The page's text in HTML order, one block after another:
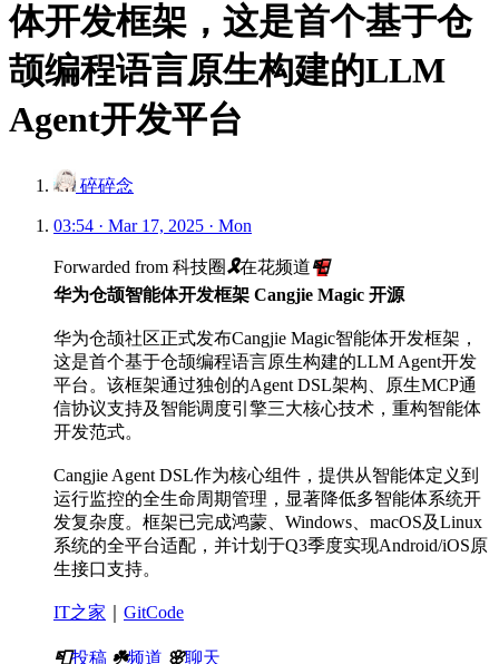
体开发框架，这是首个基于仓
颉编程语言原生构建的LLM
Agent开发平台
碎碎念
03:54 · Mar 17, 2025 · Mon
Forwarded from 科技圈🎗在花频道📮
华为仓颉智能体开发框架 Cangjie Magic 开源
华为仓颉社区正式发布Cangjie Magic智能体开发框架，
这是首个基于仓颉编程语言原生构建的LLM Agent开发
平台。该框架通过独创的Agent DSL架构、原生MCP通
信协议支持及智能调度引擎三大核心技术，重构智能体
开发范式。
Cangjie Agent DSL作为核心组件，提供从智能体定义到
运行监控的全生命周期管理，显著降低多智能体系统开
发复杂度。框架已完成鸿蒙、Windows、macOS及Linux
系统的全平台适配，并计划于Q3季度实现Android/iOS原
生接口支持。
IT之家 GitCode
📮投稿 ☘️频道 🌸聊天